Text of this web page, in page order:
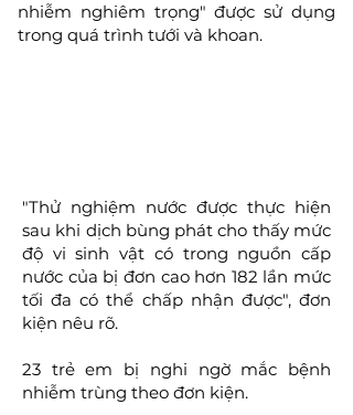
nhiễm nghiêm trọng" được sử dụng
trong quá trình tưới và khoan.
"Thử nghiệm nước được thực hiện
sau khi dịch bùng phát cho thấy mức
độ vi sinh vật có trong nguồn cấp
nước của bị đơn cao hơn 182 lần mức
tối đa có thể chấp nhận được", đơn
kiện nêu rõ.
23 trẻ em bị nghi ngờ mắc bệnh
nhiễm trùng theo đơn kiện.